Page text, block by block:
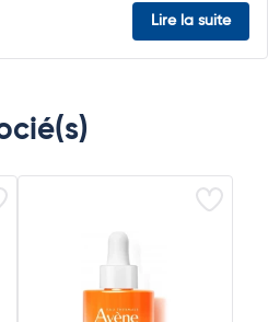
Lire la suite